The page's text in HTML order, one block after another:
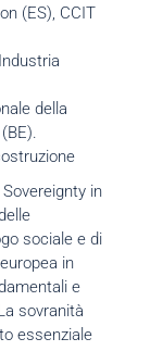
(ES), CCIT
della
in
sociale e di
in
e
sovranità
essenziale